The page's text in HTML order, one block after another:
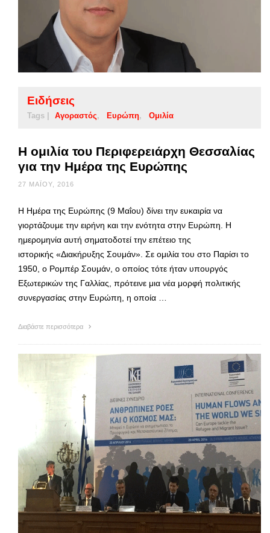
Ειδήσεις
Tags | Αγοραστός Ευρώπη Ομιλία
Η ομιλία του Περιφερειάρχη Θεσσαλίας
για την Ημέρα της Ευρώπης
27 ΜΑΪ́ΟΥ, 2016
Η Ημέρα της Ευρώπης (9 Μαΐου) δίνει την ευκαιρία να
γιορτάζουμε την ειρήνη και την ενότητα στην Ευρώπη. Η
ημερομηνία αυτή σηματοδοτεί την επέτειο της
ιστορικής «Διακήρυξης Σουμάν». Σε ομιλία του στο Παρίσι το
1950, ο Ρομπέρ Σουμάν, ο οποίος τότε ήταν υπουργός
Εξωτερικών της Γαλλίας, πρότεινε μια νέα μορφή πολιτικής
συνεργασίας στην Ευρώπη, η οποία …
Διαβάστε περισσότερα